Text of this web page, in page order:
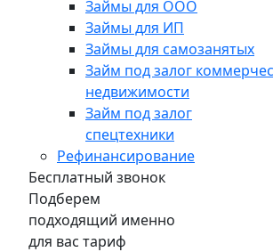
Займы для ООО
Займы для ИП
Займы для самозанятых
Займ под залог
недвижимости
Займ под залог
спецтехники
Рефинансирование
Бесплатный звонок
Подберем
подходящий именно
для вас тариф